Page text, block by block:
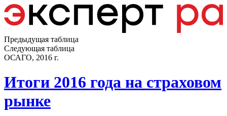
Предыдущая таблица
Следующая таблица
ОСАГО, 2016 г.
Итоги 2016 года на страховом
рынке